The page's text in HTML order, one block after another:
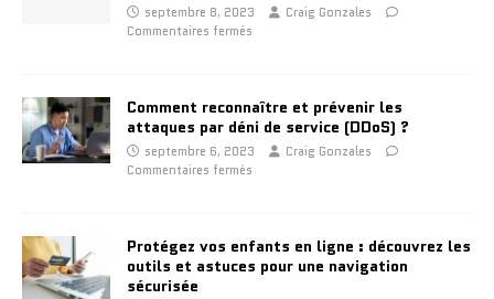
septembre 8, 2023
Craig Gonzales
Commentaires fermés
Comment reconnaître et prévenir les
attaques par déni de service (DDoS) ?
septembre 6, 2023
Craig Gonzales
Commentaires fermés
Protégez vos enfants en ligne : découvrez les
outils et astuces pour une navigation
sécurisée